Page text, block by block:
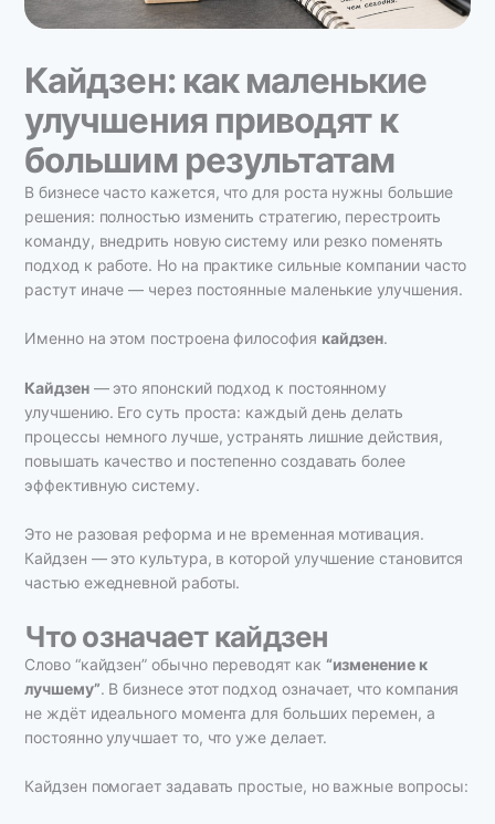
Кайдзен: как маленькие
улучшения приводят к
большим результатам
В бизнесе часто кажется, что для роста нужны большие
решения: полностью изменить стратегию, перестроить
команду, внедрить новую систему или резко поменять
подход к работе. Но на практике сильные компании часто
растут иначе — через постоянные маленькие улучшения.
Именно на этом построена философия кайдзен.
Кайдзен— это японский подход к постоянному
улучшению. Его суть проста: каждый день делать
процессы немного лучше, устранять лишние действия,
повышать качество и постепенно создавать более
эффективную систему.
Это не разовая реформа и не временная мотивация.
Кайдзен — это культура, в которой улучшение становится
частью ежедневной работы.
Что означает кайдзен
Слово “кайдзен” обычно переводят как “изменение к
лучшему”. В бизнесе этот подход означает, что компания
не ждёт идеального момента для больших перемен, а
постоянно улучшает то, что уже делает.
Кайдзен помогает задавать простые, но важные вопросы: